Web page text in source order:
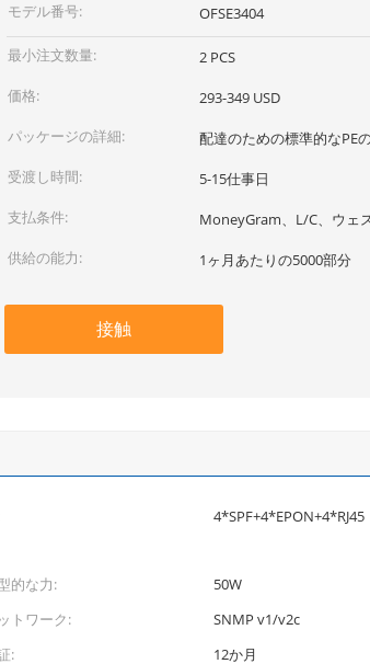
モデル番号:
OFSE3404
最小注文数量:
2 PCS
価格:
293-349 USD
パッケージの詳細:
配達のための標準的なPE
受渡し時間:
5-15仕事日
支払条件:
MoneyGram、L/C、ウェ
供給の能力:
1ヶ月あたりの5000部分
接触
4*SPF+4*EPON+4*RJ45
的な力:
50W
トワーク:
SNMP v1/v2c
:
12か月